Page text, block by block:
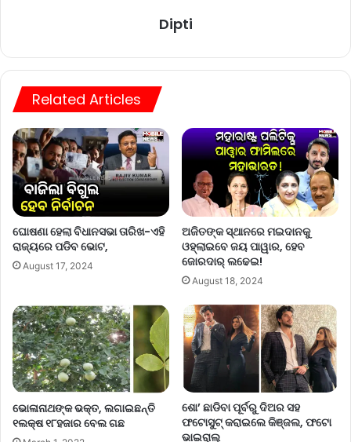
Dipti
Related Articles
ଘୋଷଣା ହେଲା ବିଧାନସଭା ତାରିଖ-ଏହି
ରାଜ୍ୟରେ ପଡିବ ଭୋଟ,
August 17, 2024
ଅଜିତଙ୍କ ସ୍ଥାନରେ ମଇଦାନକୁ
ଓହ୍ଲାଇବେ ଜୟ ପାୱାର, ହେବ
ଜୋରଦାର୍ ଲଢେଇ!
August 18, 2024
ଭୋଳାନାଥଙ୍କ ଭକ୍ତ, ଲଗାଇଛନ୍ତି
୧ଲକ୍ଷ ୧୮ହଜାର ବେଲ ଗଛ
ଶୋ’ ଛାଡିବା ପୂର୍ବରୁ ଦିଅର ସହ
ଫଟୋସୁଟ୍‌ କରାଇଲେ କିଞ୍ଜଲ, ଫଟୋ
ଭାଇରାଲ୍‌